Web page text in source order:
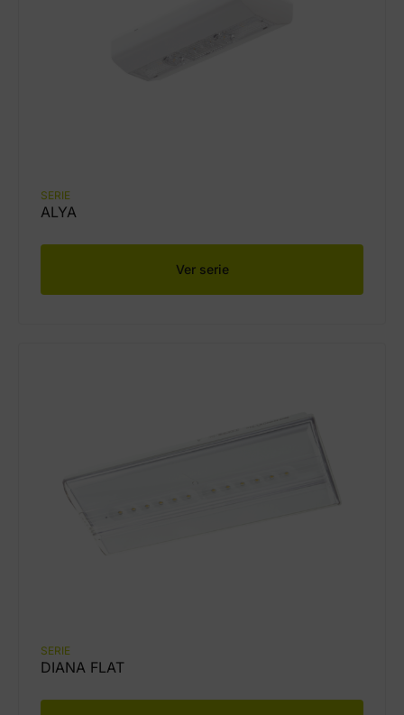
SERIE
ALYA
Ver serie
SERIE
DIANA FLAT